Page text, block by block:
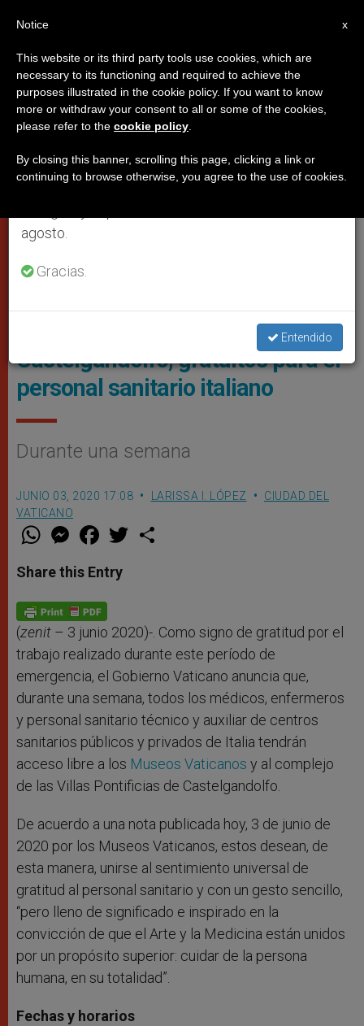
CIUDAD DEL VATICANO
Reapertura De Los Museos Vaticano Tras Confinamiento (C) Vatican
Castelgandolfo, gratuitos para el
personal sanitario italiano
Durante una semana
JUNIO 03, 2020 17:08 LARISSA I. LÓPEZ
CIUDAD DEL
VATICANO
W
t
s
p
p
M
e
s
e
g
e
r
F
a
e
b
o
k
w
Share this Entry
(zenit – 3 junio 2020)-. Como signo de gratitud por el
trabajo realizado durante este período de
emergencia, el Gobierno Vaticano anuncia que,
durante una semana, todos los médicos, enfermeros
y personal sanitario técnico y auxiliar de centros
sanitarios públicos y privados de Italia tendrán
acceso libre a los Museos Vaticanos y al complejo
de las Villas Pontificias de Castelgandolfo.
De acuerdo a una nota publicada hoy, 3 de junio de
2020 por los Museos Vaticanos, estos desean, de
esta manera, unirse al sentimiento universal de
gratitud al personal sanitario y con un gesto sencillo,
“pero lleno de significado e inspirado en la
convicción de que el Arte y la Medicina están unidos
por un propósito superior: cuidar de la persona
humana, en su totalidad”.
Fechas y horarios
×
Aviso importante
Del 27 de julio al 7 de agosto haremos la pausa
anual, aprovechando que en el periodo de verano
se generan menos informaciones y también el
agosto.
Gracias.
Entendido
x
Notice
This website or its third party tools use cookies, which are
necessary to its functioning and required to achieve the
purposes illustrated in the cookie policy. If you want to know
more or withdraw your consent to all or some of the cookies,
please refer to the cookie policy
By closing this banner, scrolling this page, clicking a link or
continuing to browse otherwise, you agree to the use of cookies.